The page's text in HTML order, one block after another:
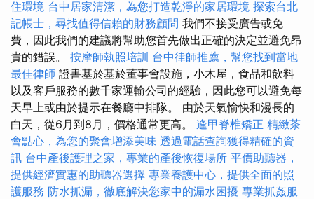
住環境 台中居家清潔，為您打造乾淨的家居環境 探索台北
記帳士，尋找值得信賴的財務顧問 我們不接受廣告或免
費，因此我們的建議將幫助您首先做出正確的決定並避免昂
貴的錯誤。 按摩師執照培訓 台中律師推薦，幫您找到當地
最佳律師 證書基於基於董事會設施，小木屋，食品和飲料
以及客戶服務的數千家運輸公司的經驗，因此您可以避免每
天早上或由於提示在餐廳中排隊。 由於天氣愉快和漫長的
白天，從6月到8月，價格通常更高。 逢甲脊椎矯正 精緻茶
會點心，為您的聚會增添美味 透過電話查詢獲得精確的資
訊 台中產後護理之家，專業的產後恢復場所 平價助聽器，
提供經濟實惠的助聽器選擇 專業養護中心，提供全面的照
護服務 防水抓漏，徹底解決您家中的漏水困擾 專業抓姦服